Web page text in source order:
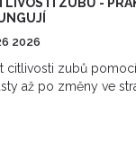
ZUBŮ -
2026
citlivosti zubů
až po změny ve